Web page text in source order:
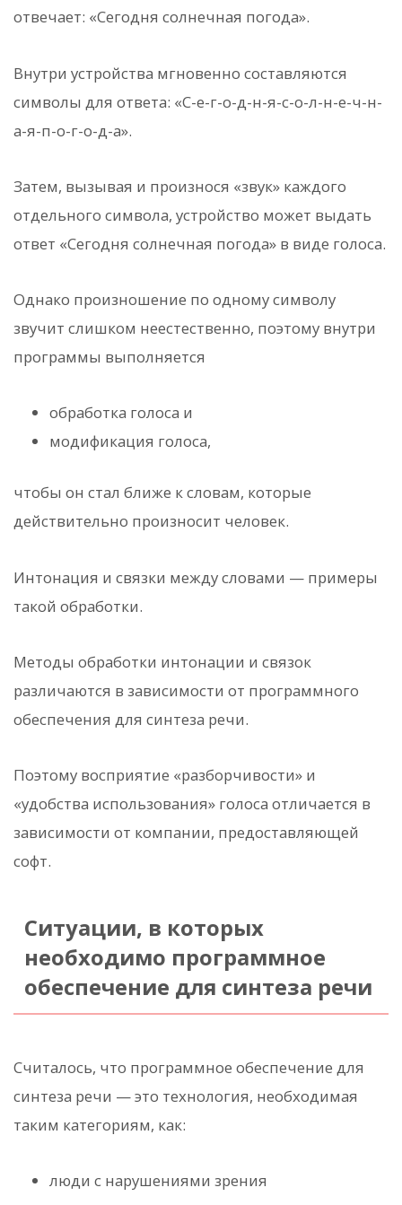
отвечает: «Сегодня солнечная погода».
Внутри устройства мгновенно составляются
символы для ответа: «С-е-г-о-д-н-я-с-о-л-н-е-ч-н-
а-я-п-о-г-о-д-а».
Затем, вызывая и произнося «звук» каждого
отдельного символа, устройство может выдать
ответ «Сегодня солнечная погода» в виде голоса.
Однако произношение по одному символу
звучит слишком неестественно, поэтому внутри
программы выполняется
обработка голоса и
модификация голоса,
чтобы он стал ближе к словам, которые
действительно произносит человек.
Интонация и связки между словами — примеры
такой обработки.
Методы обработки интонации и связок
различаются в зависимости от программного
обеспечения для синтеза речи.
Поэтому восприятие «разборчивости» и
«удобства использования» голоса отличается в
зависимости от компании, предоставляющей
софт.
Ситуации, в которых
необходимо программное
обеспечение для синтеза речи
Считалось, что программное обеспечение для
синтеза речи — это технология, необходимая
таким категориям, как:
люди с нарушениями зрения